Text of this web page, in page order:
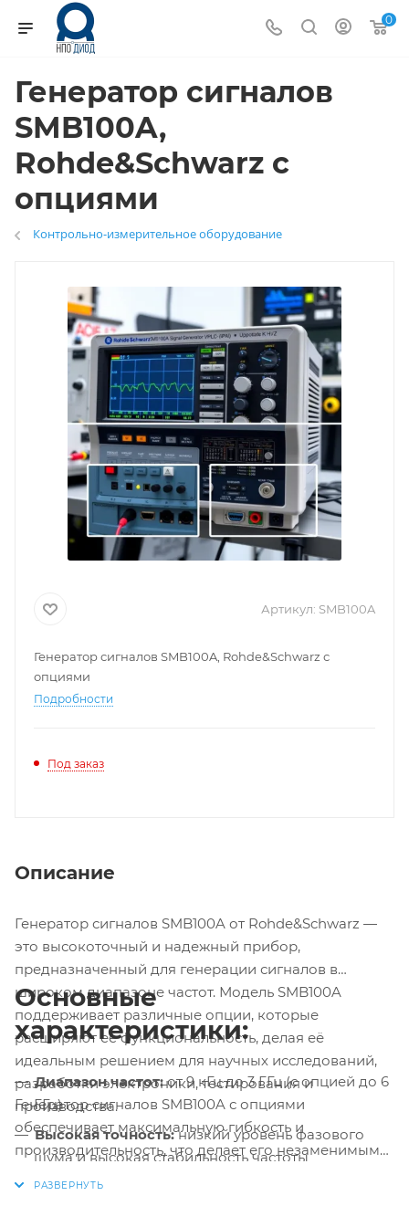
0
Генератор сигналов
SMB100A,
Rohde&Schwarz с
опциями
Контрольно-измерительное оборудование
Артикул: SMB100A
Генератор сигналов SMB100A, Rohde&Schwarz с
опциями
Подробности
Под заказ
Описание
Генератор сигналов SMB100A от Rohde&Schwarz —
это высокоточный и надежный прибор,
предназначенный для генерации сигналов в
широком диапазоне частот. Модель SMB100A
поддерживает различные опции, которые
расширяют её функциональность, делая её
идеальным решением для научных исследований,
разработки электроники, тестирования и
производства.
Основные
характеристики:
Диапазон частот:от 9 кГц до 3 ГГц (с опцией до 6
ГГц)
Высокая точность:низкий уровень фазового
шума и высокая стабильность частоты
Модуляции:
Генератор сигналов SMB100A с опциями
обеспечивает максимальную гибкость и
производительность, что делает его незаменимым